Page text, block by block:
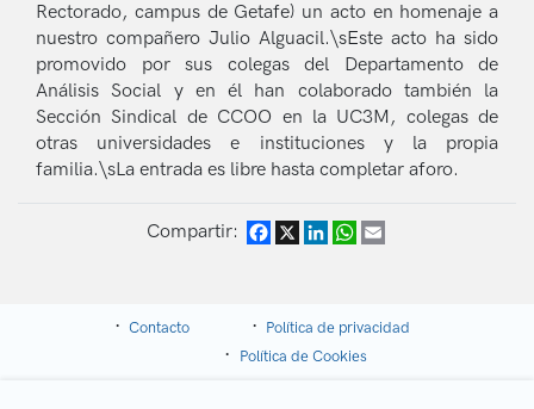
Rectorado, campus de Getafe) un acto en homenaje a
nuestro compañero Julio Alguacil.\sEste acto ha sido
promovido por sus colegas del Departamento de
Análisis Social y en él han colaborado también la
Sección Sindical de CCOO en la UC3M, colegas de
otras universidades e instituciones y la propia
familia.\sLa entrada es libre hasta completar aforo.
Compartir: Facebook
X LinkedInWhatsApp
Contacto
Política de privacidad
Política de Cookies